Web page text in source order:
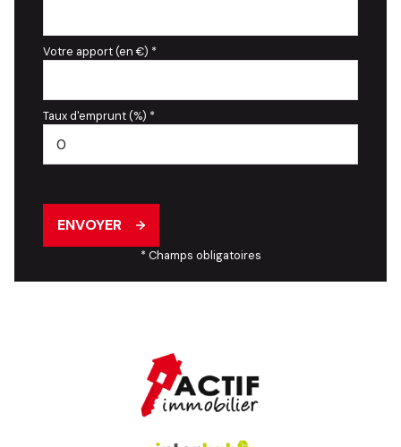
Votre apport (en €) *
Taux d'emprunt (%) *
ENVOYER
* Champs obligatoires